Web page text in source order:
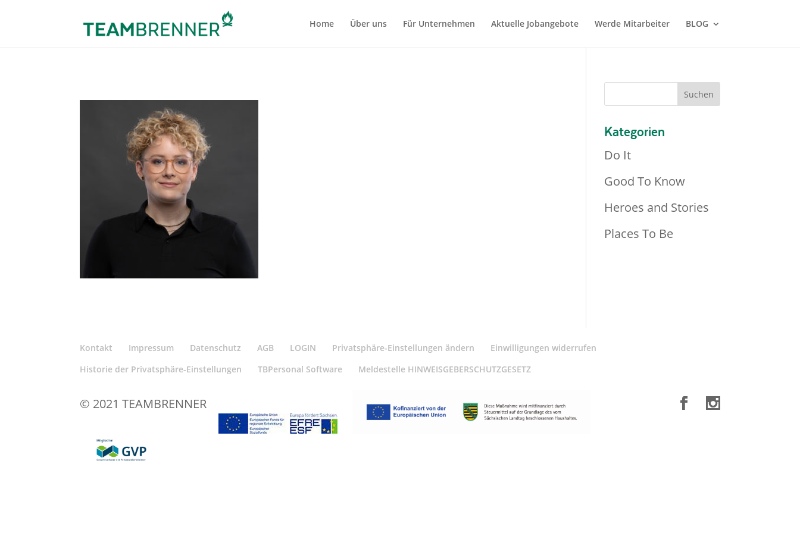
Home Über uns Für Unternehmen Aktuelle Jobangebote Werde Mitarbeiter BLOG
Kategorien
Do It
Good To Know
Heroes and Stories
Places To Be
Kontakt Impressum Datenschutz AGB LOGIN Privatsphäre-Einstellungen ändern
Einwilligungen widerrufen
Historie der Privatsphäre-Einstellungen
TBPersonal Software Meldestelle HINWEISGEBERSCHUTZGESETZ
© 2021 TEAMBRENNER